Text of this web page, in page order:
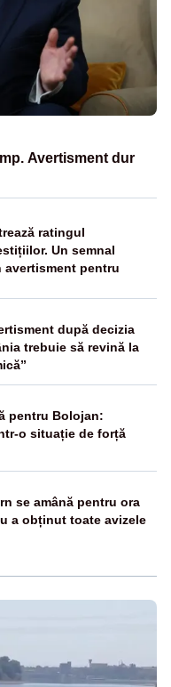
Avertisment dur
ratingul
Un semnal
avertisment pentru
după decizia
trebuie să revină la
pentru Bolojan:
o situație de forță
se amână pentru ora
a obținut toate avizele